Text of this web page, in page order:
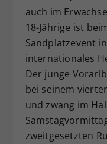
auch im
18-Jährige ist
Sandplatzevent
internationales
Der junge
bei seinem
und zwang im
zweitgesetzten
Zweck
hat.